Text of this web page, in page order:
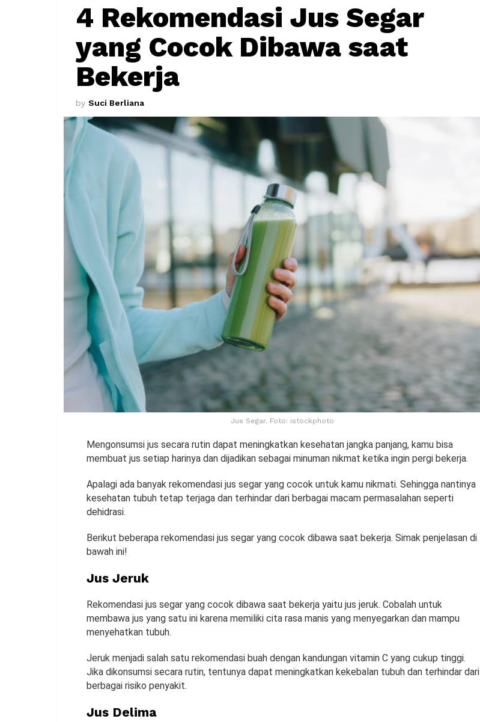
4 Rekomendasi Jus Segar
yang Cocok Dibawa saat
Bekerja
by Suci Berliana
Jus Segar. Foto: istockphoto
Mengonsumsi jus secara rutin dapat meningkatkan kesehatan jangka panjang, kamu bisa
membuat jus setiap harinya dan dijadikan sebagai minuman nikmat ketika ingin pergi bekerja.
Apalagi ada banyak rekomendasi jus segar yang cocok untuk kamu nikmati. Sehingga nantinya
kesehatan tubuh tetap terjaga dan terhindar dari berbagai macam permasalahan seperti
dehidrasi.
Berikut beberapa rekomendasi jus segar yang cocok dibawa saat bekerja. Simak penjelasan di
bawah ini!
Jus Jeruk
Rekomendasi jus segar yang cocok dibawa saat bekerja yaitu jus jeruk. Cobalah untuk
membawa jus yang satu ini karena memiliki cita rasa manis yang menyegarkan dan mampu
menyehatkan tubuh.
Jeruk menjadi salah satu rekomendasi buah dengan kandungan vitamin C yang cukup tinggi.
Jika dikonsumsi secara rutin, tentunya dapat meningkatkan kekebalan tubuh dan terhindar dari
berbagai risiko penyakit.
Jus Delima